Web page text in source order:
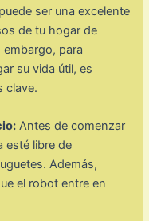
ser una excelente
de tu hogar de
para
su vida útil, es
clave.
Antes de comenzar
esté libre de
Además,
el robot entre en